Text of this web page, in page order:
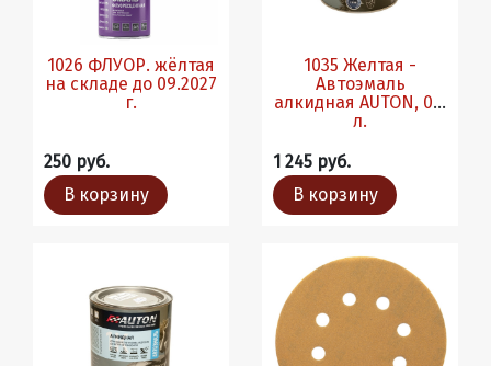
1026 ФЛУОР. жёлтая
на складе до 09.2027
г.
250 руб.
В корзину
1035 Желтая -
Автоэмаль
алкидная AUTON, 0.8
л.
1 245 руб.
В корзину